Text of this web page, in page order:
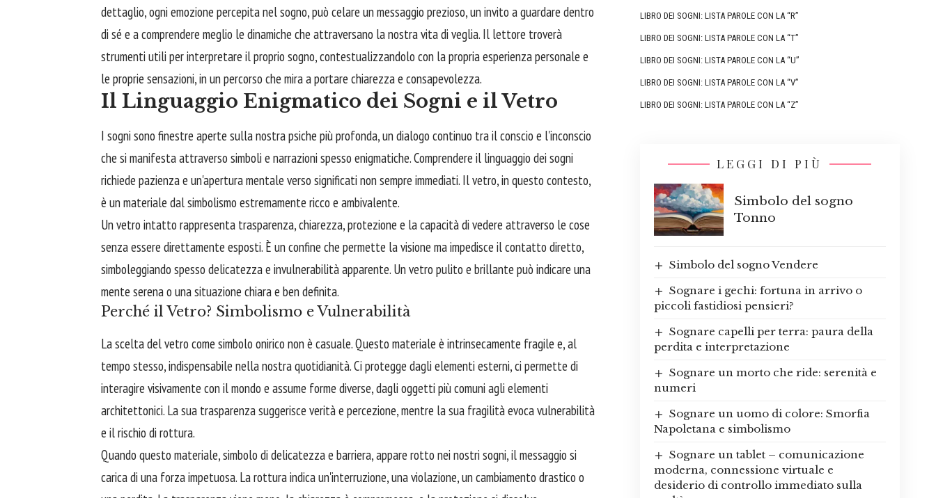
dettaglio, ogni emozione percepita nel sogno, può celare un messaggio prezioso, un invito a guardare dentro
di sé e a comprendere meglio le dinamiche che attraversano la nostra vita di veglia. Il lettore troverà
strumenti utili per interpretare il proprio sogno, contestualizzandolo con la propria esperienza personale e
le proprie sensazioni, in un percorso che mira a portare chiarezza e consapevolezza.
Il Linguaggio Enigmatico dei Sogni e il Vetro
I sogni sono finestre aperte sulla nostra psiche più profonda, un dialogo continuo tra il conscio e l'inconscio
che si manifesta attraverso simboli e narrazioni spesso enigmatiche. Comprendere il linguaggio dei sogni
richiede pazienza e un'apertura mentale verso significati non sempre immediati. Il vetro, in questo contesto,
è un materiale dal simbolismo estremamente ricco e ambivalente.
Un vetro intatto rappresenta trasparenza, chiarezza, protezione e la capacità di vedere attraverso le cose
senza essere direttamente esposti. È un confine che permette la visione ma impedisce il contatto diretto,
simboleggiando spesso delicatezza e invulnerabilità apparente. Un vetro pulito e brillante può indicare una
mente serena o una situazione chiara e ben definita.
Perché il Vetro? Simbolismo e Vulnerabilità
La scelta del vetro come simbolo onirico non è casuale. Questo materiale è intrinsecamente fragile e, al
tempo stesso, indispensabile nella nostra quotidianità. Ci protegge dagli elementi esterni, ci permette di
interagire visivamente con il mondo e assume forme diverse, dagli oggetti più comuni agli elementi
architettonici. La sua trasparenza suggerisce verità e percezione, mentre la sua fragilità evoca vulnerabilità
e il rischio di rottura.
Quando questo materiale, simbolo di delicatezza e barriera, appare rotto nei nostri sogni, il messaggio si
carica di una forza impetuosa. La rottura indica un'interruzione, una violazione, un cambiamento drastico o
LIBRO DEI SOGNI: LISTA PAROLE CON LA “R”
LIBRO DEI SOGNI: LISTA PAROLE CON LA “T”
LIBRO DEI SOGNI: LISTA PAROLE CON LA “U”
LIBRO DEI SOGNI: LISTA PAROLE CON LA “V”
LIBRO DEI SOGNI: LISTA PAROLE CON LA “Z”
LEGGI DI PIÙ
Simbolo del sogno
Tonno
Simbolo del sogno Vendere
Sognare i gechi: fortuna in arrivo o
piccoli fastidiosi pensieri?
Sognare capelli per terra: paura della
perdita e interpretazione
Sognare un morto che ride: serenità e
numeri
Sognare un uomo di colore: Smorfia
Napoletana e simbolismo
Sognare un tablet – comunicazione
moderna, connessione virtuale e
desiderio di controllo immediato sulla